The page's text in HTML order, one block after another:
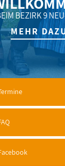
BEZIRK 9
MEHR